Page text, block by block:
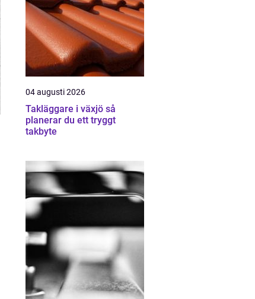
04 augusti 2026
Takläggare i växjö så
planerar du ett tryggt
takbyte